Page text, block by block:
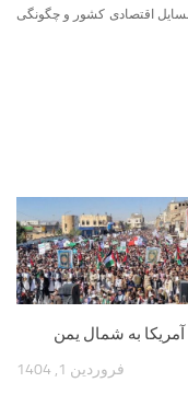
اقتصادی کشور و چگونگی
به شمال یمن
فروردین 1, 1404